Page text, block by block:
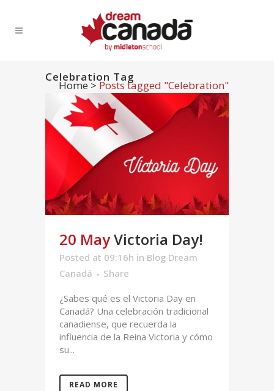
Celebration Tag
Home>Posts tagged "Celebration"
20 MayVictoria Day!
Posted at 09:16h in Blog Dream
Canadá
Share
¿Sabes qué es el Victoria Day en
Canadá? Una celebración tradicional
canadiense, que recuerda la
influencia de la Reina Victoria y cómo
su...
READ MORE